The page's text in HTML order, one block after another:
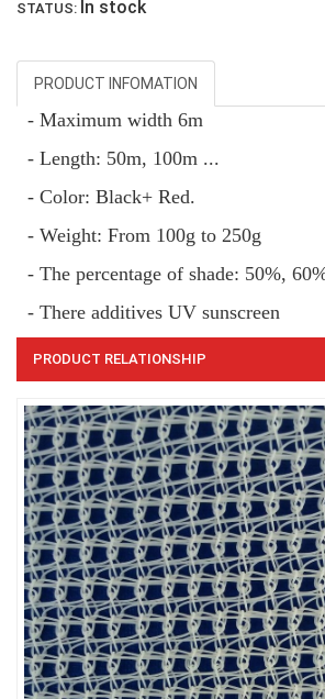
LƯỚI CHẮN GIÓ
LƯỚI CHẮN CÔN
STATUS: In stock
PRODUCT INFOMATION
- Maximum width 6m
- Length: 50m, 100m ...
- Color: Black+ Red.
- Weight: From 100g to 250g
- The percentage of shade: 50%,
- There additives UV sunscreen
PRODUCT RELATIONSHIP